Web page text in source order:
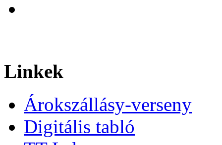
Linkek
Árokszállásy-verseny
Digitális tabló